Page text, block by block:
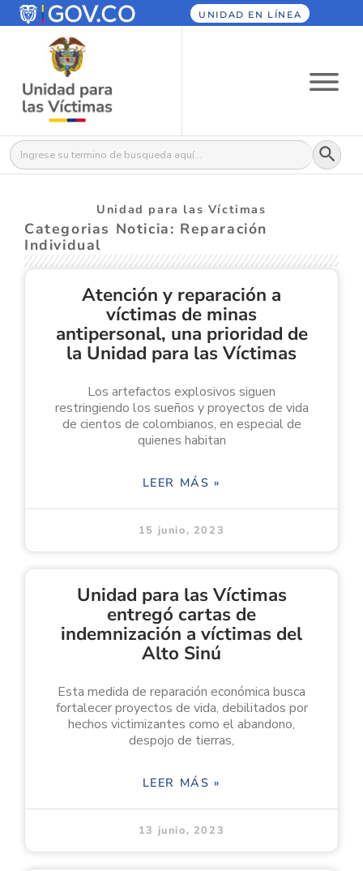
UNIDAD EN LÍNEA
Buscar: Botón
Unidad para las Víctimas
Categorias Noticia: Reparación
Individual
Atención y reparación a
víctimas de minas
antipersonal, una prioridad de
la Unidad para las Víctimas
Los artefactos explosivos siguen
restringiendo los sueños y proyectos de vida
de cientos de colombianos, en especial de
quienes habitan
LEER MÁS »
15 junio, 2023
Unidad para las Víctimas
entregó cartas de
indemnización a víctimas del
Alto Sinú
Esta medida de reparación económica busca
fortalecer proyectos de vida, debilitados por
hechos victimizantes como el abandono,
despojo de tierras,
LEER MÁS »
13 junio, 2023